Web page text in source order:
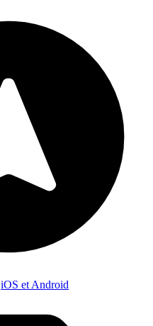
iOS et Android